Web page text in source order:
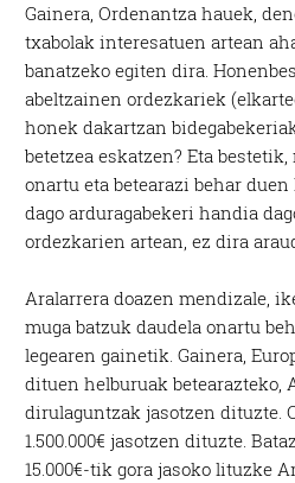
Gainera, Ordenantza hauek,
txabolak interesatuen artean
banatzeko egiten dira.
abeltzainen ordezkariek
honek dakartzan
betetzea eskatzen? Eta
onartu eta betearazi behar
dago arduragabekeri handia
ordezkarien artean, ez dira
Aralarrera doazen mendizale,
muga batzuk daudela onartu
legearen gainetik. Gainera,
dituen helburuak betearazteko,
dirulaguntzak jasotzen dituzte.
1.500.000€ jasotzen dituzte.
15.000€-tik gora jasoko lituzke